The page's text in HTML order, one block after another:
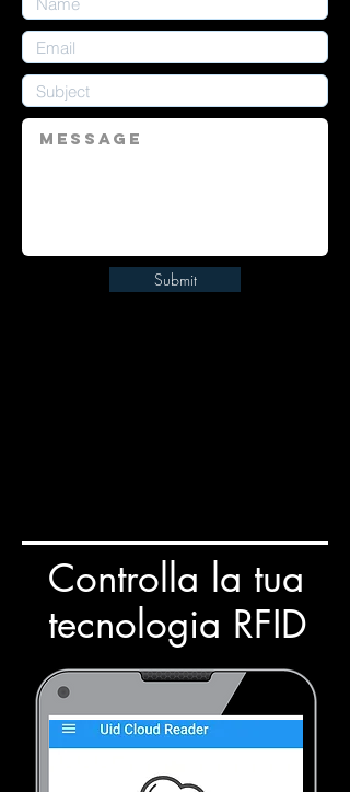
Submit
Controlla la tua
tecnologia RFID